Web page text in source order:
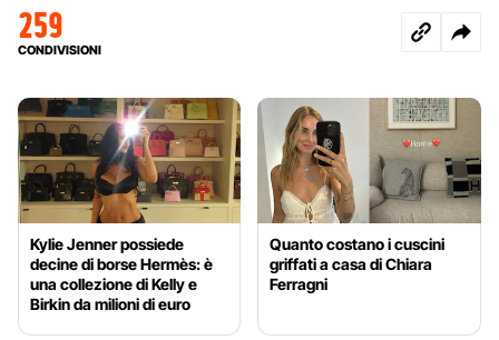
259
CONDIVISIONI
Kylie Jenner possiede
decine di borse Hermès: è
una collezione di Kelly e
Birkin da milioni di euro
Quanto costano i cuscini
griffati a casa di Chiara
Ferragni